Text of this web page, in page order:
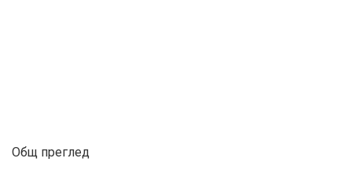
Общ преглед